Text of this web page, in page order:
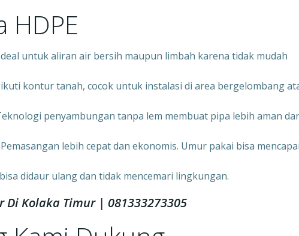
HDPE
untuk aliran air bersih maupun limbah karena tidak mudah
kontur tanah, cocok untuk instalasi di area bergelombang
penyambungan tanpa lem membuat pipa lebih aman
lebih cepat dan ekonomis. Umur pakai bisa mencapai
didaur ulang dan tidak mencemari lingkungan.
Di Kolaka Timur | 081333273305